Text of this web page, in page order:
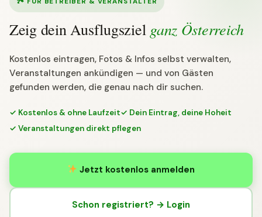
Zeig dein Ausflugsziel ganz Österreich
Kostenlos eintragen, Fotos & Infos selbst verwalten,
Veranstaltungen ankündigen — und von Gästen
gefunden werden, die genau nach dir suchen.
✓ Kostenlos & ohne Laufzeit✓ Dein Eintrag, deine Hoheit
✓ Veranstaltungen direkt pflegen
Jetzt kostenlos anmelden
Schon registriert? → Login